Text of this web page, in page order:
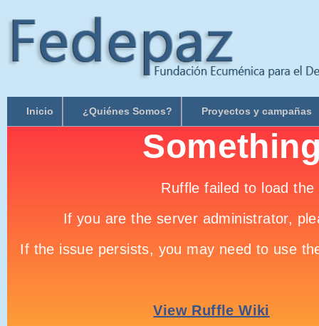
Inicio ¿Quiénes Somos? Proyectos y campañas